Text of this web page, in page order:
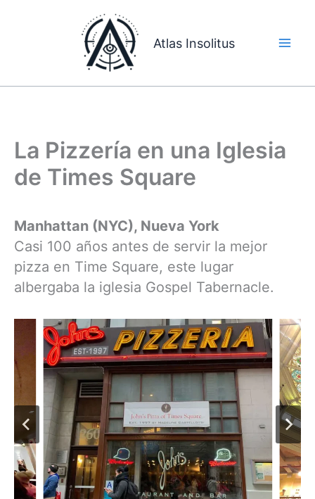
Atlas Insolitus
La Pizzería en una Iglesia
de Times Square
Manhattan (NYC), Nueva York
Casi 100 años antes de servir la mejor
pizza en Time Square, este lugar
albergaba la iglesia Gospel Tabernacle.